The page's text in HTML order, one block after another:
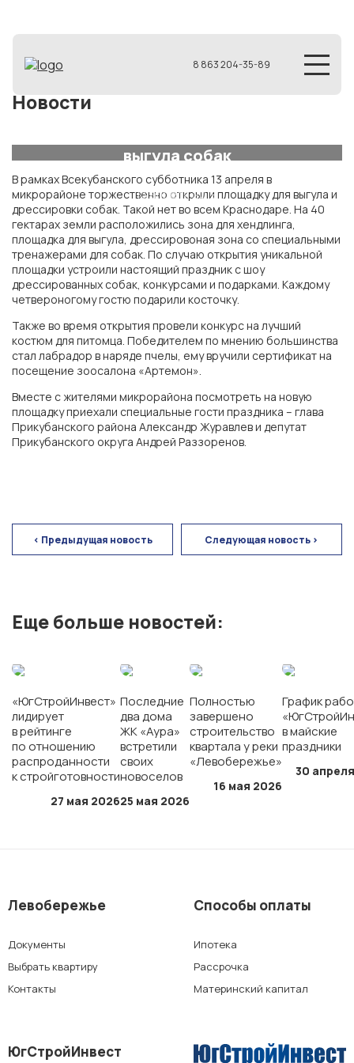
8 863 204-35-89
Новости
В «Губернском» открыли первую в
выгула собак
13 апреля 2019
В рамках Всекубанского субботника 13 апреля в
микрорайоне торжественно открыли площадку для выгула и
дрессировки собак. Такой нет во всем Краснодаре. На 40
гектарах земли расположились зона для хендлинга,
площадка для выгула, дрессировоная зона со специальными
тренажерами для собак. По случаю открытия уникальной
площадки устроили настоящий праздник с шоу
дрессированных собак, конкурсами и подарками. Каждому
четвероногому гостю подарили косточку.
Также во время открытия провели конкурс на лучший
костюм для питомца. Победителем по мнению большинства
стал лабрадор в наряде пчелы, ему вручили сертификат на
посещение зоосалона «Артемон».
Вместе с жителями микрорайона посмотреть на новую
площадку приехали специальные гости праздника – глава
Прикубанского района Александр Журавлев и депутат
Прикубанского округа Андрей Раззоренов.
< Предыдущая новость Следующая новость >
Еще больше новостей:
«ЮгСтройИнвест»
лидирует
в рейтинге
по отношению
распроданности
к стройготовности
27 мая 2026
Последние
два дома
ЖК «Аура»
встретили
своих
новоселов
25 мая 2026
Полностью
завершено
строительство
квартала у реки
«Левобережье»
16 мая 2026
График
в майские
праздники
30
Левобережье
Документы
Выбрать квартиру
Контакты
Способы оплаты
Ипотека
Рассрочка
Материнский капитал
ЮгСтройИнвест
Экорайон «Вересаево»
ЖК «Левобережье»
ЖК «Персона»
ЖК «Архитектор»